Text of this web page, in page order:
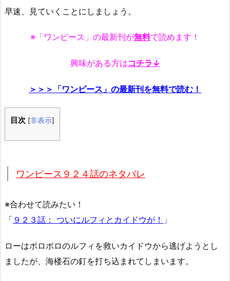
早速、見ていくことにしましょう。
※「ワンピース」の最新刊が無料で読めます！
興味がある方はコチラ↓
＞＞＞「ワンピース」の最新刊を無料で読む！
目次 [非表示]
ワンピース９２４話のネタバレ
※合わせて読みたい！
「 ９２３話： ついにルフィとカイドウが！ 」
ローはボロボロのルフィを救いカイドウから逃げようとし
ましたが、海楼石の釘を打ち込まれてしまいます。